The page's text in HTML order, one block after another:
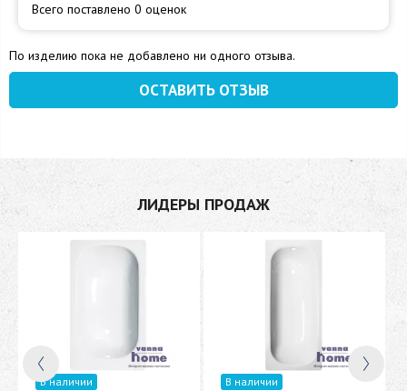
Всего поставлено 0 оценок
По изделию пока не добавлено ни одного отзыва.
ОСТАВИТЬ ОТЗЫВ
ЛИДЕРЫ ПРОДАЖ
В наличии В наличии